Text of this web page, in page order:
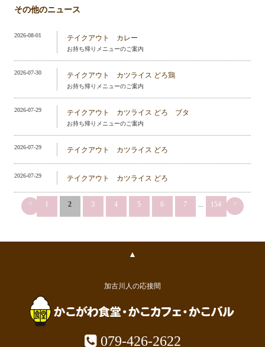
その他のニュース
2026-08-01 テイクアウト カレー
お持ち帰りメニューのご案内
2026-07-30 テイクアウト カツライス どろ鶏
お持ち帰りメニューのご案内
2026-07-29 テイクアウト カツライス どろ ブタ
お持ち帰りメニューのご案内
2026-07-29 テイクアウト カツライス どろ
2026-07-29 テイクアウト カツライス どろ
< 1 2 3 4 5 6 7 154 >
▲
加古川人の応接間
079-426-2622